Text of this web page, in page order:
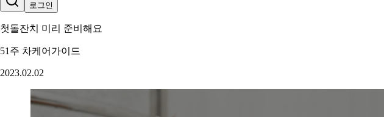
로그인
첫돌잔치 미리 준비해요
51주 차케어가이드
2023.02.02